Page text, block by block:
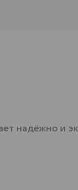
экономит ваш